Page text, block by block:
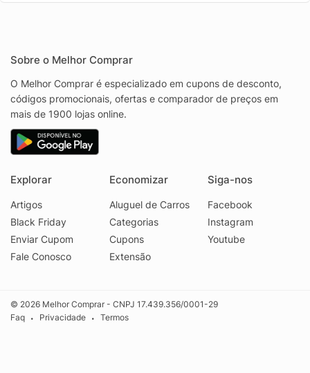
Sobre o Melhor Comprar
O Melhor Comprar é especializado em cupons de desconto,
códigos promocionais, ofertas e comparador de preços em
mais de 1900 lojas online.
Explorar
Artigos
Black Friday
Enviar Cupom
Fale Conosco
Economizar
Aluguel de Carros
Categorias
Cupons
Extensão
Siga-nos
Facebook
Instagram
Youtube
© 2026 Melhor Comprar - CNPJ 17.439.356/0001-29
Faq
• Privacidade • Termos